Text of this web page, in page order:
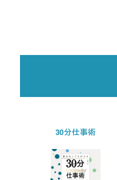
30分仕事術